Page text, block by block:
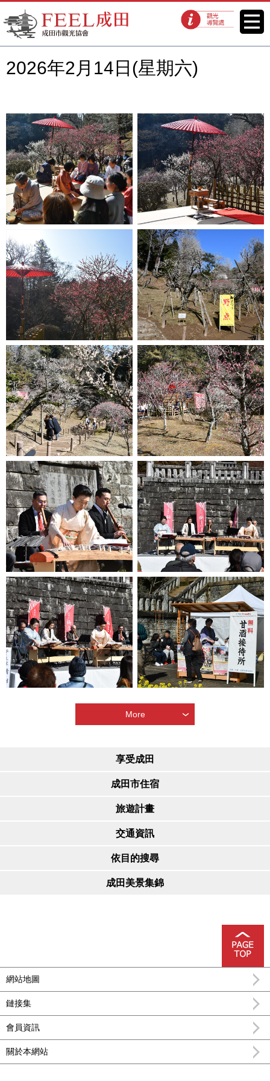
FEEL成田成田市觀光協會官方網
站
觀光導覽處 菜單
2026年2月14日(星期六)
More
享受成田
成田市住宿
旅遊計畫
交通資訊
依目的搜尋
成田美景集錦
網站地圖
鏈接集
會員資訊
關於本網站